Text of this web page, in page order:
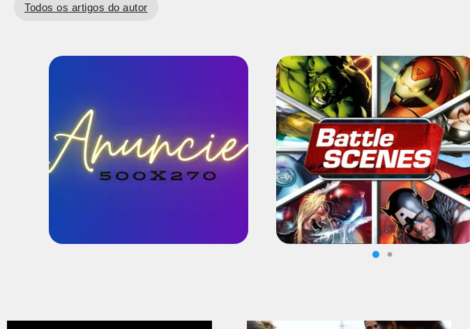
Todos os artigos do autor